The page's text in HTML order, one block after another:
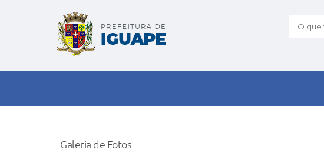
O que
Galeria de Fotos